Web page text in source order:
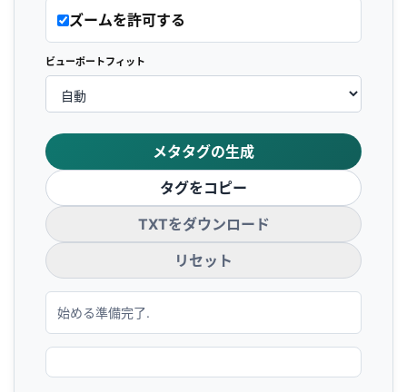
ズームを許可する
ビューポートフィット
メタタグの生成
タグをコピー
TXTをダウンロード
リセット
始める準備完了.